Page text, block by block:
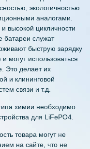
экологичностью
аналогами.
высокой цикличности
батареи служат
быструю зарядку
могут использоваться
Это делает их
и клининговой
связи и т.д.
химии необходимо
для LiFePO4.
товара могут не
на сайте, что не